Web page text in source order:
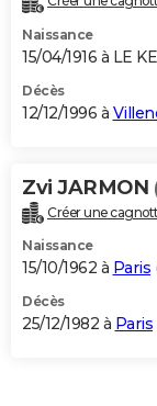
Naissance
15/04/1916 à LE
Décès
12/12/1996 à
Zvi JARMON
Créer une
Naissance
15/10/1962 à Paris
Décès
25/12/1982 à Paris